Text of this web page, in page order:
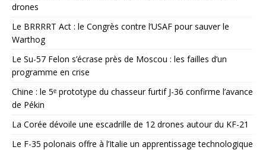
drones
Le BRRRRT Act : le Congrès contre l’USAF pour sauver le
Warthog
Le Su-57 Felon s’écrase près de Moscou : les failles d’un
programme en crise
Chine : le 5ᵉ prototype du chasseur furtif J-36 confirme l’avance
de Pékin
La Corée dévoile une escadrille de 12 drones autour du KF-21
Le F-35 polonais offre à l’Italie un apprentissage technologique